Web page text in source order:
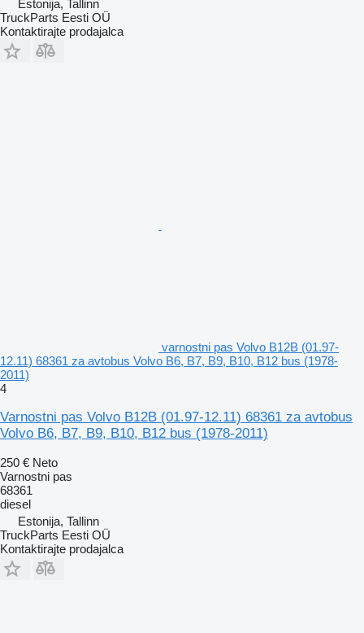
Estonija, Tallinn
TruckParts Eesti OÜ
Kontaktirajte prodajalca
varnostni pas Volvo B12B (01.97-
12.11) 68361 za avtobus Volvo B6, B7, B9, B10, B12 bus (1978-
2011)
4
Varnostni pas Volvo B12B (01.97-12.11) 68361 za avtobus
Volvo B6, B7, B9, B10, B12 bus (1978-2011)
250 € Neto
Varnostni pas
68361
diesel
Estonija, Tallinn
TruckParts Eesti OÜ
Kontaktirajte prodajalca